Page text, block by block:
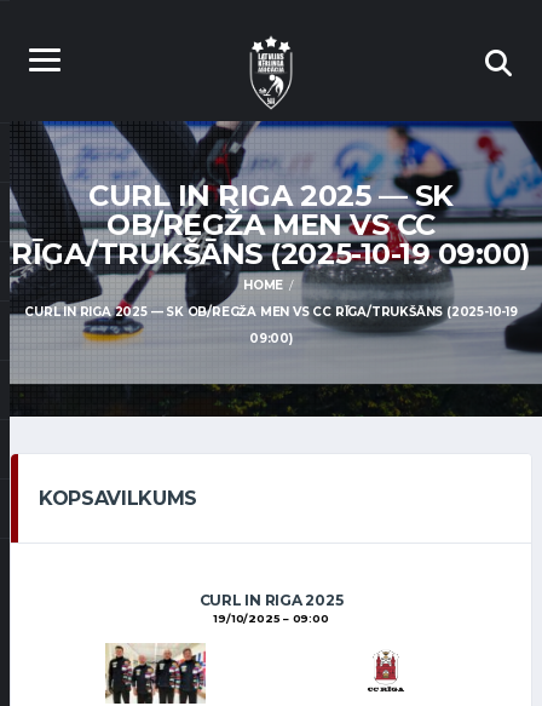
CURL IN RIGA 2025 — SK
OB/REGŽA MEN VS CC
RĪGA/TRUKŠĀNS (2025-10-19 09:00)
HOME
CURL IN RIGA 2025 — SK OB/REGŽA MEN VS CC RĪGA/TRUKŠĀNS (2025-10-19
09:00)
KOPSAVILKUMS
CURL IN RIGA 2025
19/10/2025 09:00